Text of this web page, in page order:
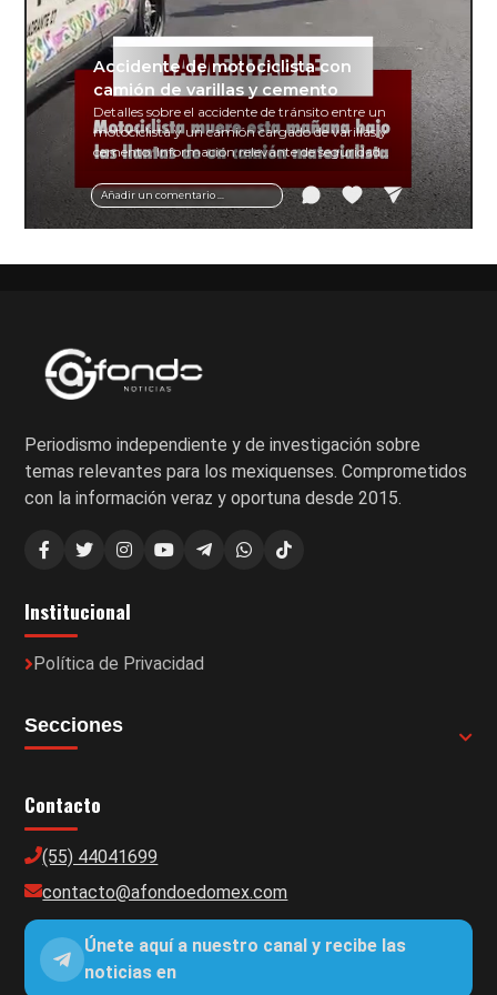
Añadir un comentario ...
Accidente de motociclista con
camión de varillas y cemento
Detalles sobre el accidente de tránsito entre un
motociclista y un camión cargado de varillas y
cemento. Información relevante de seguridad
vial y recomendaciones para motociclistas.
Periodismo independiente y de investigación sobre
temas relevantes para los mexiquenses. Comprometidos
con la información veraz y oportuna desde 2015.
Institucional
Política de Privacidad
Secciones
Contacto
(55) 44041699
contacto@afondoedomex.com
Únete aquí a nuestro canal y recibe las
noticias en